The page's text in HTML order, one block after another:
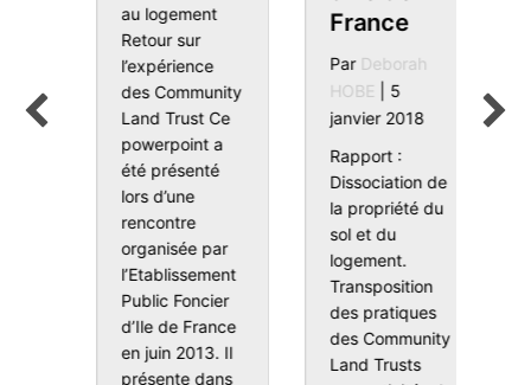
au logement
Retour sur
l’expérience
des Community
Land Trust Ce
powerpoint a
été présenté
lors d’une
rencontre
organisée par
l’Etablissement
Public Foncier
d’Ile de France
en juin 2013. Il
présente dans
France
ParDeborah
HOBE |5
janvier 2018
Rapport :
Dissociation de
la propriété du
sol et du
logement.
Transposition
des pratiques
des Community
Land Trusts